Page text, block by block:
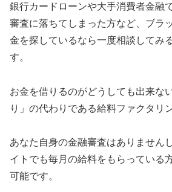
銀行カードローンや大手消費者金融
審査に落ちてしまった方など、ブラ
金を探しているなら一度相談してみ
す。
お金を借りるのがどうしても出来な
り」の代わりである給料ファクタリ
あなた自身の金融審査はありません
イトでも毎月の給料をもらっている
可能です。